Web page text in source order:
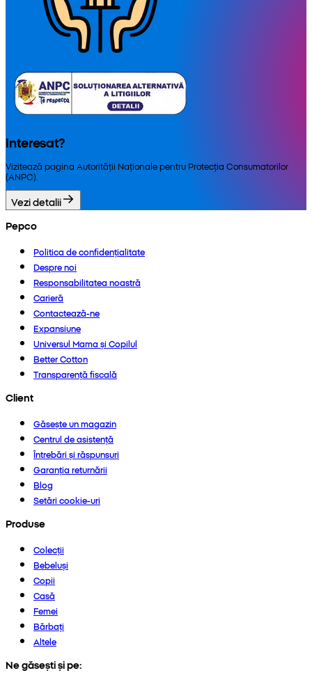
Interesat?
Vizitează pagina Autorității Naționale pentru Protecția Consumatorilor
(ANPC).
Vezi detalii
Pepco
Politica de confidențialitate
Despre noi
Responsabilitatea noastră
Carieră
Contactează-ne
Expansiune
Universul Mama și Copilul
Better Cotton
Transparență fiscală
Client
Găsește un magazin
Centrul de asistență
Întrebări și răspunsuri
Garanția returnării
Blog
Setări cookie-uri
Produse
Colecții
Bebeluși
Copii
Casă
Femei
Bărbați
Altele
Ne găsești și pe: